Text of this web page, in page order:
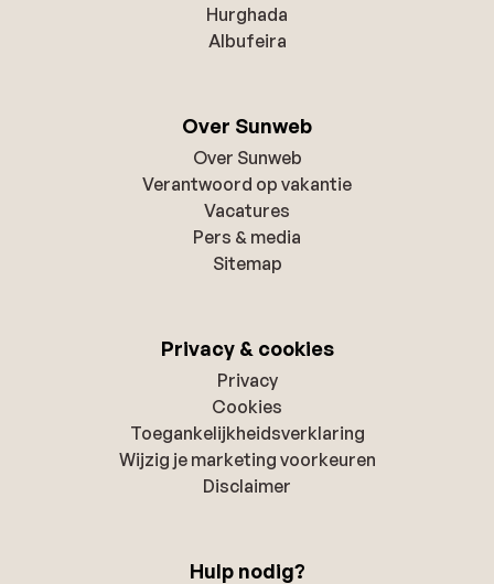
Hurghada
Albufeira
Over Sunweb
Over Sunweb
Verantwoord op vakantie
Vacatures
Pers & media
Sitemap
Privacy & cookies
Privacy
Cookies
Toegankelijkheidsverklaring
Wijzig je marketing voorkeuren
Disclaimer
Hulp nodig?